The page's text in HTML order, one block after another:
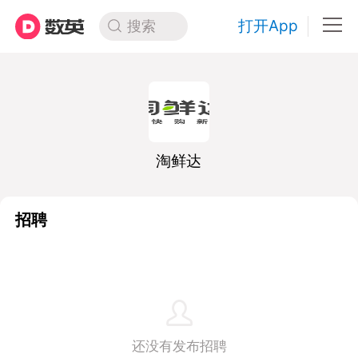
搜索 打开App
淘鲜达
招聘
还没有发布招聘